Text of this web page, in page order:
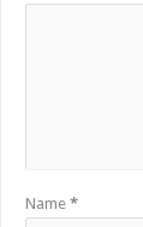
Name *